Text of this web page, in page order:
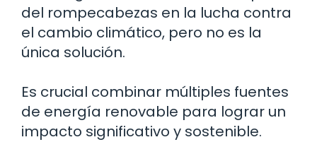
del rompecabezas en la lucha contra
el cambio climático, pero no es la
única solución.
Es crucial combinar múltiples fuentes
de energía renovable para lograr un
impacto significativo y sostenible.